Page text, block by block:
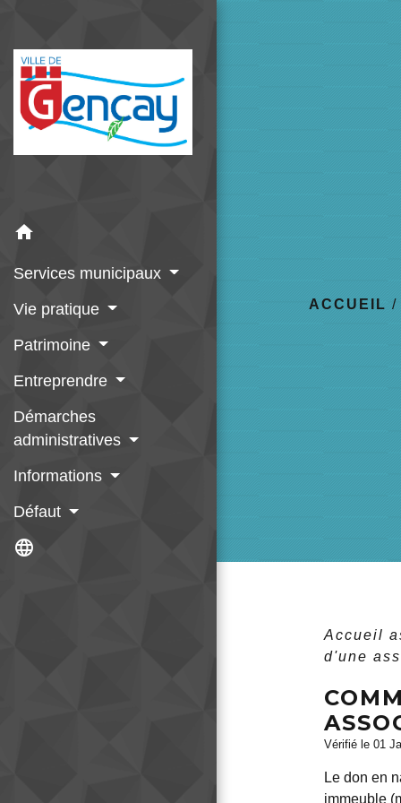
home
Services municipaux
Vie pratique
Patrimoine
Entreprendre
Démarches
administratives
Informations
Défaut
language
ACCUEIL /
Accueil
d'une
Vérifié le 01
Le don en
immeuble